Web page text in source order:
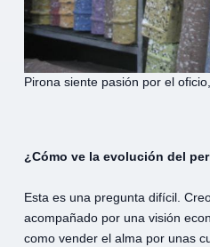
Pirona siente pasión por el
¿Cómo ve la evolución del
Esta es una pregunta difícil.
acompañado por una visión
como vender el alma por unas